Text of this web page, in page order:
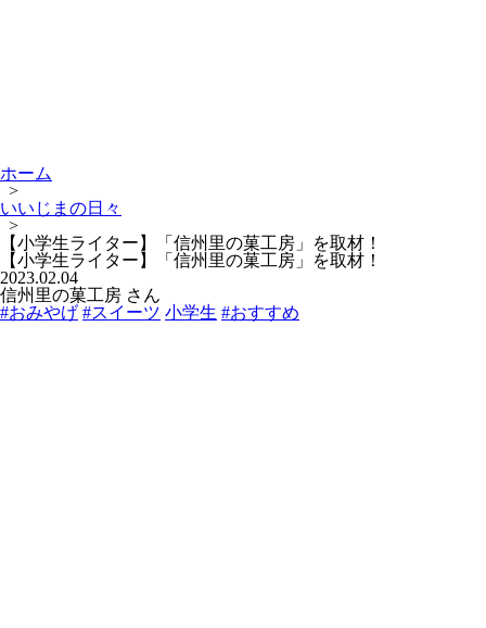
ホーム
>
いいじまの日々
>
【小学生ライター】「信州里の菓工房」を取材！
【小学生ライター】「信州里の菓工房」を取材！
2023.02.04
信州里の菓工房 さん
#おみやげ #スイーツ 小学生 #おすすめ